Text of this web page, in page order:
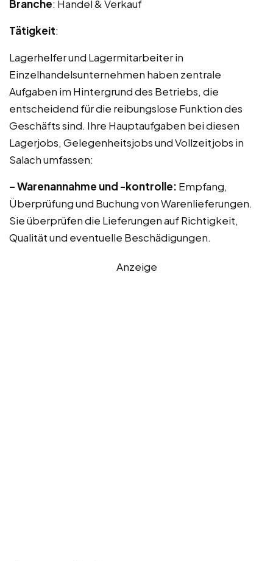
Branche: Handel & Verkauf
Tätigkeit:
Lagerhelfer und Lagermitarbeiter in
Einzelhandelsunternehmen haben zentrale
Aufgaben im Hintergrund des Betriebs, die
entscheidend für die reibungslose Funktion des
Geschäfts sind. Ihre Hauptaufgaben bei diesen
Lagerjobs, Gelegenheitsjobs und Vollzeitjobs in
Salach umfassen:
– Warenannahme und -kontrolle: Empfang,
Überprüfung und Buchung von Warenlieferungen.
Sie überprüfen die Lieferungen auf Richtigkeit,
Qualität und eventuelle Beschädigungen.
Anzeige